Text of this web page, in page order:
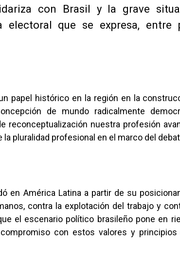
con Brasil y la grave
que se expresa, entre
papel histórico en la región en la
de mundo radicalmente
reconceptualización nuestra profesión
pluralidad profesional en el marco del
en América Latina a partir de su
contra la explotación del trabajo y
el escenario político brasileño pone en
con estos valores y